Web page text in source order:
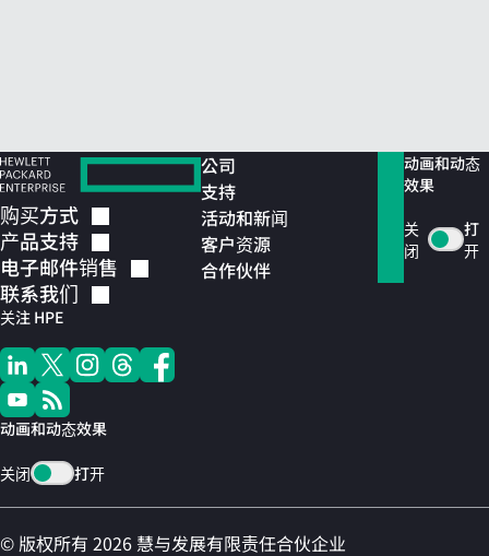
购买方式
产品支持
电子邮件销售
联系我们
关注 HPE
动画和动态效果
关闭 打开
公司
支持
活动和新闻
客户资源
合作伙伴
动画和动态
效果
关
闭
打
开
© 版权所有 2026 慧与发展有限责任合伙企业